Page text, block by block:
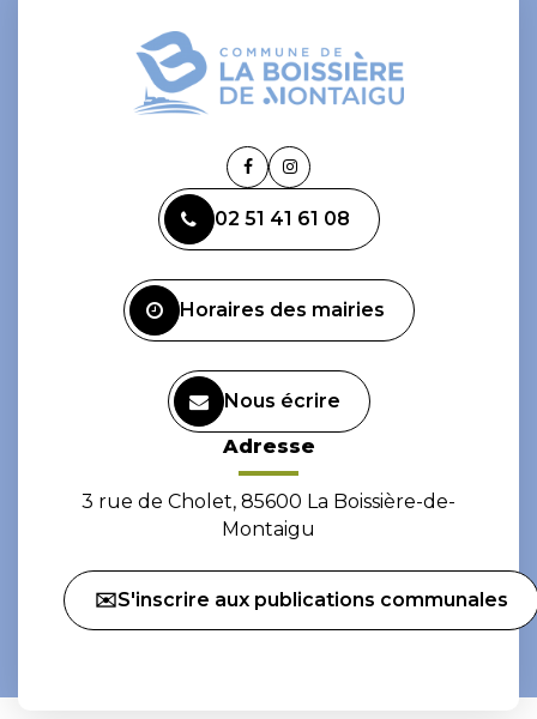
Lien
le
compte
Lien
le
compte
02 51 41 61 08
Horaires des mairies
Nous écrire
Adresse
3 rue de Cholet, 85600 La Boissière-de-
Montaigu
✉️S'inscrire aux publications communales